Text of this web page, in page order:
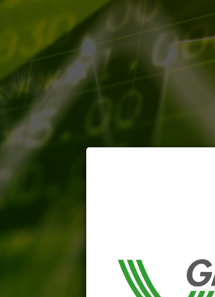
L'accesso al sito
espressa e senza
SITO INTERNET
Le informazioni e i
tutelati secondo
E' espressamente
parte, quanto